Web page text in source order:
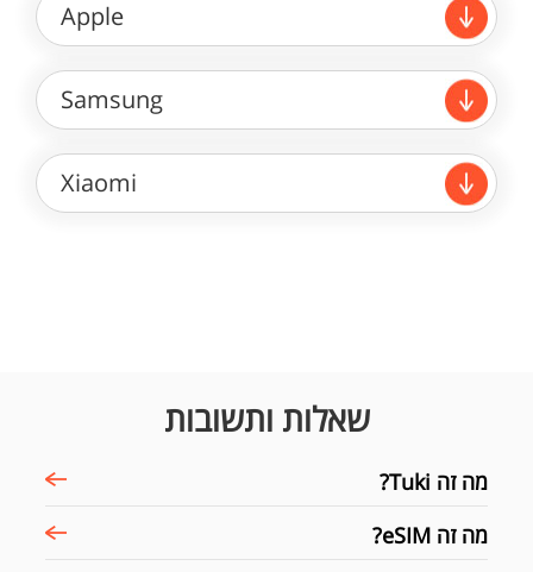
Apple
Samsung
Xiaomi
שאלות ותשובות
מה זה Tuki?
מה זה eSIM?